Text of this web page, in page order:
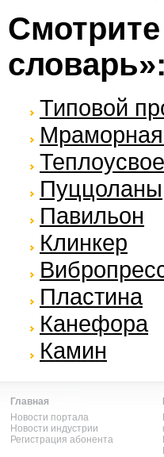
словарь»:
Типовой
Пуццоланы
Павильон
Клинкер
Пластина
Канефора
Камин
Главная
Новости портала
Новости индустрии
Регистрация абонента